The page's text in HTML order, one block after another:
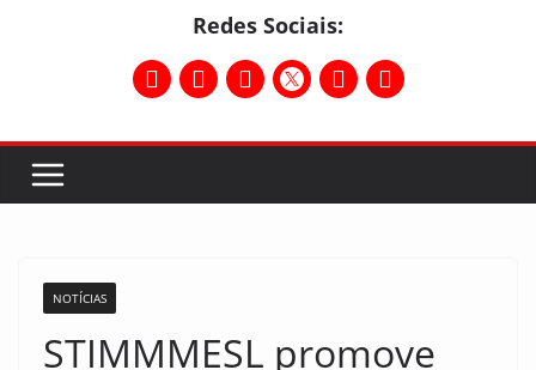
Conselho Diretivo da CNM/CUT debate indústria e
mobilização dos metalúrgicos
Physioclinic: parceira do Sindicato
Redes Sociais:
NOTÍCIAS
STIMMMESL promove